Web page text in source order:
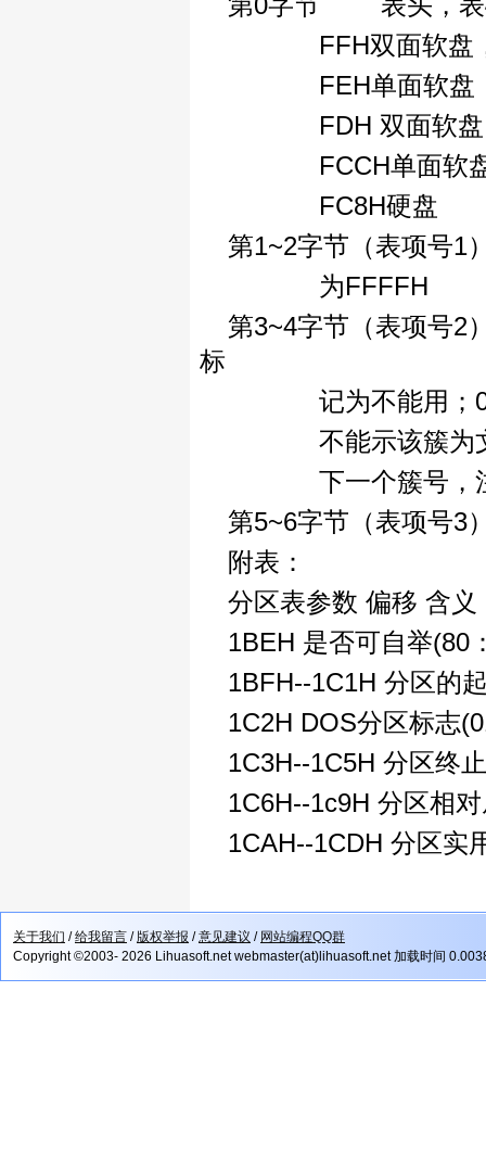
FFH双面软盘，
FEH单面软盘，
FDH 双面软盘，
FCCH单面软盘
FC8H硬盘
第1~2字节（表项号1
为FFFFH
第3~4字节（表项号2
标
记为不能用；
不能示该簇为文
下一个簇号，注
第5~6字节（表项号3
附表：
分区表参数 偏移 含义
1BEH 是否可自举(80
1BFH--1C1H 分区的
1C2H DOS分区标志
1C3H--1C5H 分区终
1C6H--1c9H 分区相
1CAH--1CDH 分区实
关于我们 /给我留言 /版权举报 /意见建议 / 网站编程QQ群
Copyright ©2003- 2026 Lihuasoft.net webmaster(at)lihuasoft.net 加载时间